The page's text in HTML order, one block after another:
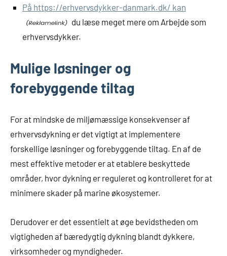
På https://erhvervsdykker-danmark.dk/ kan
du læse meget mere om Arbejde som
erhvervsdykker.
Mulige løsninger og
forebyggende tiltag
For at mindske de miljømæssige konsekvenser af
erhvervsdykning er det vigtigt at implementere
forskellige løsninger og forebyggende tiltag. En af de
mest effektive metoder er at etablere beskyttede
områder, hvor dykning er reguleret og kontrolleret for at
minimere skader på marine økosystemer.
Derudover er det essentielt at øge bevidstheden om
vigtigheden af bæredygtig dykning blandt dykkere,
virksomheder og myndigheder.